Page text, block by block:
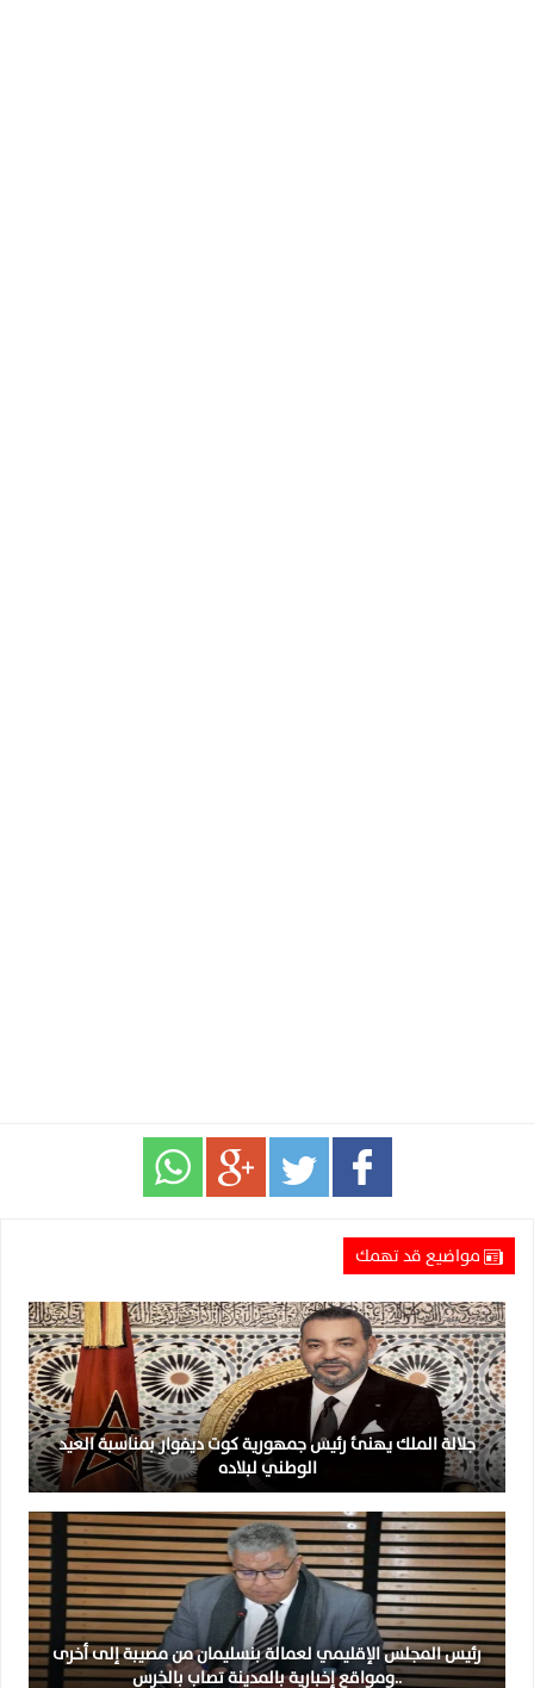
مواضيع قد تهمك
جلالة الملك يهنئ رئيس جمهورية كوت ديفوار بمناسبة العيد
الوطني لبلاده
رئيس المجلس الإقليمي لعمالة بنسليمان من مصيبة إلى أخرى
..ومواقع إخبارية بالمدينة تصاب بالخرس